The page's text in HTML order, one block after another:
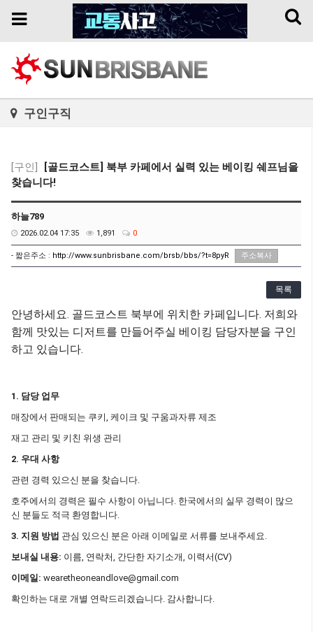
Toggle
Toggle
구인구직
[구인]
[골드코스트] 북부 카페에서 실력 있는 베이킹 쉐프님을
찾습니다!
하늘789
2026.02.04 17:35 1,891 0
- 짧은주소 : http://www.sunbrisbane.com/brsb/bbs/?t=8pyR 주소복사
목록
안녕하세요. 골드코스트 북부에 위치한 카페입니다. 저희와
함께 맛있는 디저트를 만들어주실 베이킹 담당자분을 구인
하고 있습니다.
1. 담당 업무
매장에서 판매되는 쿠키, 케이크 및 구움과자류 제조
재고 관리 및 키친 위생 관리
2. 우대 사항
관련 경력 있으신 분을 찾습니다.
호주에서의 경력은 필수 사항이 아닙니다. 한국에서의 실무 경력이 많으
신 분들도 적극 환영합니다.
3. 지원 방법 관심 있으신 분은 아래 이메일로 서류를 보내주세요.
보내실 내용: 이름, 연락처, 간단한 자기소개, 이력서(CV)
이메일: wearetheoneandlove@gmail.com
확인하는 대로 개별 연락드리겠습니다. 감사합니다.